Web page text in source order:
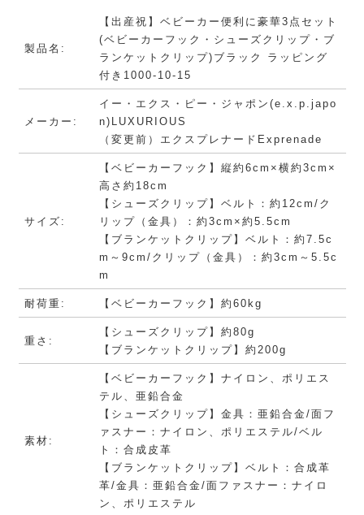
製品名:
【出産祝】ベビーカー便利に豪華3点セット
(ベビーカーフック・シューズクリップ・ブ
ランケットクリップ)ブラック ラッピング
付き1000-10-15
メーカー:
イー・エクス・ピー・ジャポン(e.x.p.japo
n)LUXURIOUS
（変更前）エクスプレナードExprenade
サイズ:
【ベビーカーフック】縦約6cm×横約3cm×
高さ約18cm
【シューズクリップ】ベルト：約12cm/ク
リップ（金具）：約3cm×約5.5cm
【ブランケットクリップ】ベルト：約7.5c
m～9cm/クリップ（金具）：約3cm～5.5c
m
耐荷重: 【ベビーカーフック】約60kg
重さ:
【シューズクリップ】約80g
【ブランケットクリップ】約200g
素材:
【ベビーカーフック】ナイロン、ポリエス
テル、亜鉛合金
【シューズクリップ】金具：亜鉛合金/面フ
ァスナー：ナイロン、ポリエステル/ベル
ト：合成皮革
【ブランケットクリップ】ベルト：合成革
革/金具：亜鉛合金/面ファスナー：ナイロ
ン、ポリエステル